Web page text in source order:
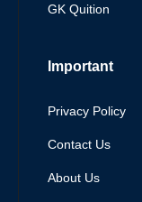
GK Quition
Important
Privacy Policy
Contact Us
About Us